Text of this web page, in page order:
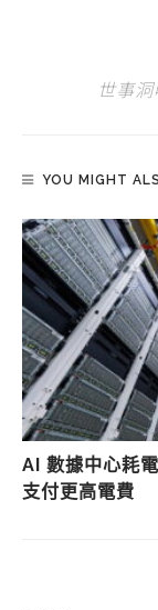
世事
YOU MIGHT
AI 數據中心耗
支付更高電費